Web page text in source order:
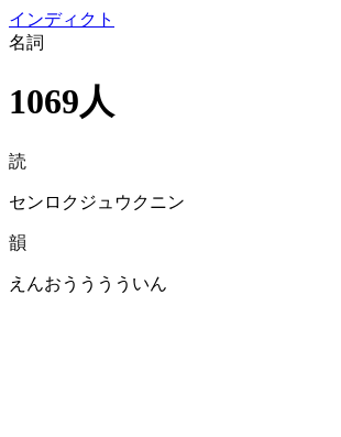
インディクト
名詞
1069人
読
センロクジュウクニン
韻
えんおうううういん